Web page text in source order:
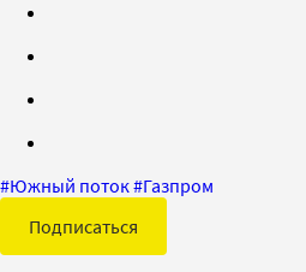
#Южный поток#Газпром
Подписаться